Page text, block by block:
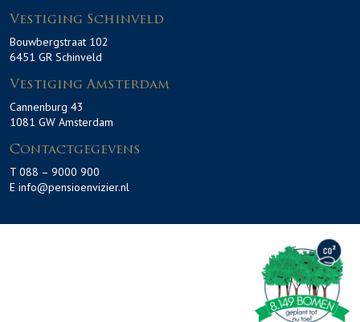
Vestiging Schinveld
Bouwbergstraat 102
6451 GR Schinveld
Vestiging Amsterdam
Cannenburg 43
1081 GW Amsterdam
Contactgegevens
T 088 – 9000 900
E info@pensioenvizier.nl